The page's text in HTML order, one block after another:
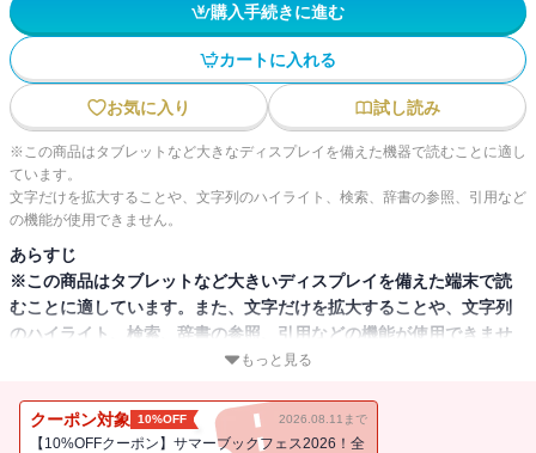
購入手続きに進む
カートに入れる
お気に入り 試し読み
※この商品はタブレットなど大きなディスプレイを備えた機器で読むことに適し
ています。
文字だけを拡大することや、文字列のハイライト、検索、辞書の参照、引用など
の機能が使用できません。
あらすじ
※この商品はタブレットなど大きいディスプレイを備えた端末で読
むことに適しています。また、文字だけを拡大することや、文字列
のハイライト、検索、辞書の参照、引用などの機能が使用できませ
トップ1%雀士がやっている共通のこと。
それは相手の手牌に合わせて自分の手牌を進行すること。
もっと見る
クーポン対象 10%OFF 2026.08.11まで
【10%OFFクーポン】サマーブックフェス2026！全